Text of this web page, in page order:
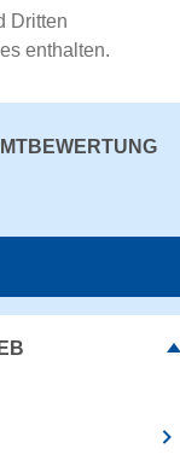
Dritten
enthalten.